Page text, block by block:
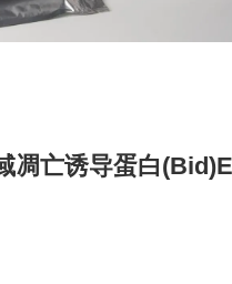
凋亡诱导蛋白